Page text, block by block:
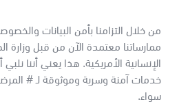
من خلال التزامنا بأمن البيانات
ممارساتنا معتمدة الآن من قبل وزارة
الإنسانية الأمريكية. هذا يعني أننا
خدمات آمنة وسرية وموثوقة لـ #
سواء.